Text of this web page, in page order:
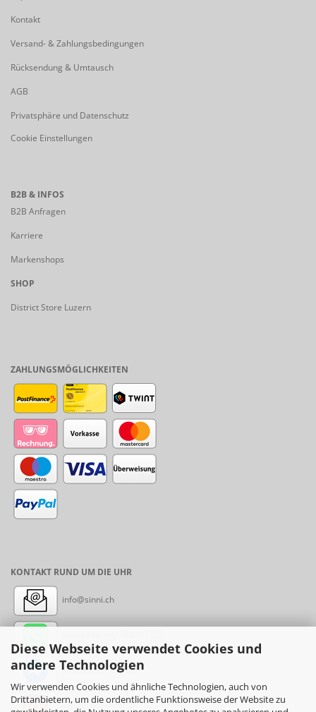
Diese Webseite verwendet Cookies und
andere Technologien
Wir verwenden Cookies und ähnliche Technologien, auch von
Drittanbietern, um die ordentliche Funktionsweise der Website zu
Kontakt
Versand- & Zahlungsbedingungen
Rücksendung & Umtausch
AGB
Privatsphäre und Datenschutz
Cookie Einstellungen
B2B & INFOS
B2B Anfragen
Karriere
Markenshops
SHOP
District Store Luzern
ZAHLUNGSMÖGLICHKEITEN
KONTAKT RUND UM DIE UHR
info@sinni.ch
Messenger: sinni.ch
Instagram: sinni_ch